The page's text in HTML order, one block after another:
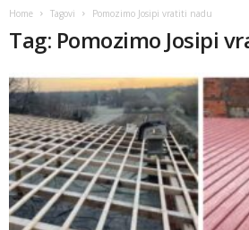
Home Tagovi Pomozimo Josipi vratiti nadu
Tag: Pomozimo Josipi